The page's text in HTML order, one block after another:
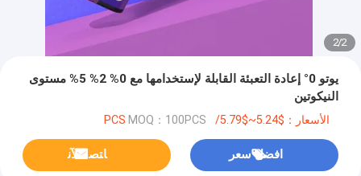
2
/
2
يوتو 0° إعادة التعبئة القابلة لإستخدامها مع 0% 2% 5% مستوى
النيكوتين
الأسعار：$5.24~$5.79/PCS MOQ：100PCS
افضل سعر ﺎﺘﺼﻟ ﺍﻶﻧ